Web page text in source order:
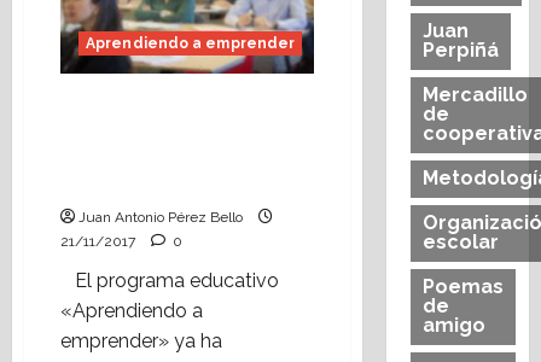
Aprendiendo a emprender
Juan Antonio Pérez Bello
21/11/2017
0
El programa educativo
«Aprendiendo a
emprender» ya ha
Juan
Perpiñá
Mercadillo
de
escolar
Poemas
de
amigo